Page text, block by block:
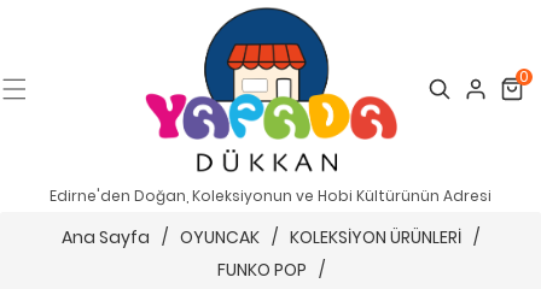
Search Cart
0
Edirne'den Doğan, Koleksiyonun ve Hobi Kültürünün Adresi
Ana Sayfa / OYUNCAK / KOLEKSİYON ÜRÜNLERİ /
FUNKO POP /